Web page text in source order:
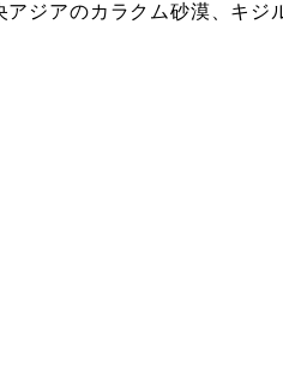
アジアのカラクム砂漠、キ